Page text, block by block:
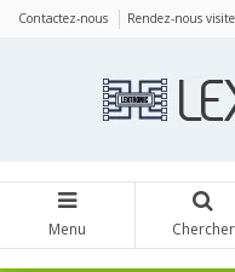
Contactez-nous Rendez-nous visite
Menu Chercher
Panneau de gestion des cookies